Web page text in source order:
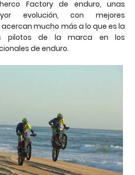
Factory de enduro, unas
evolución, con mejores
mucho más a lo que es la
pilotos de la marca en los
de enduro.